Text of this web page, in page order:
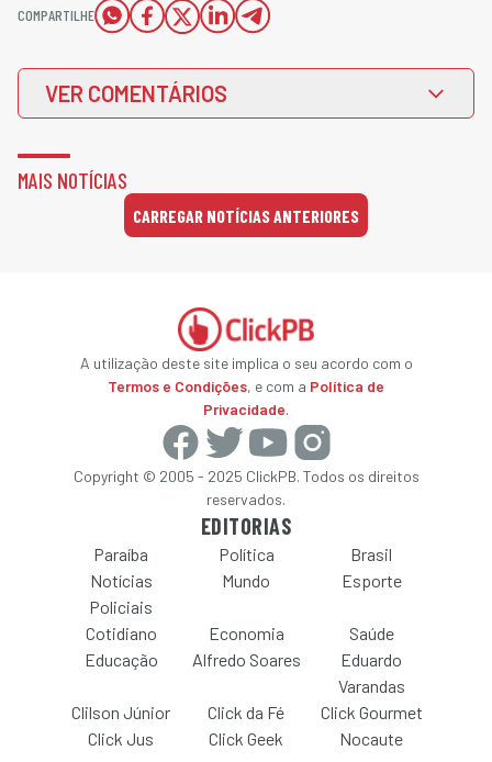
COMPARTILHE
VER COMENTÁRIOS
MAIS NOTÍCIAS
CARREGAR NOTÍCIAS ANTERIORES
A utilização deste site implica o seu acordo com o
Termos e Condições, e com a Política de
Privacidade.
Copyright © 2005 - 2025 ClickPB. Todos os direitos
reservados.
EDITORIAS
Paraíba Política
Brasil
Notícias
Policiais
Mundo Esporte
Cotidiano Economia
Saúde
Educação
Alfredo Soares
Eduardo
Varandas
Clilson Júnior
Click da Fé
Click Gourmet
Click Jus
Click Geek Nocaute